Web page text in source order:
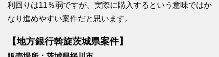
利回りは11％弱ですが、実際に購入するという意味ではか
なり進めやすい案件だと思います。
【地方銀行斡旋茨城県案件】